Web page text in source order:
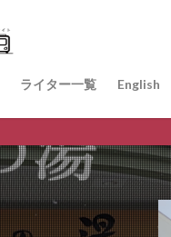
ライター一覧 English